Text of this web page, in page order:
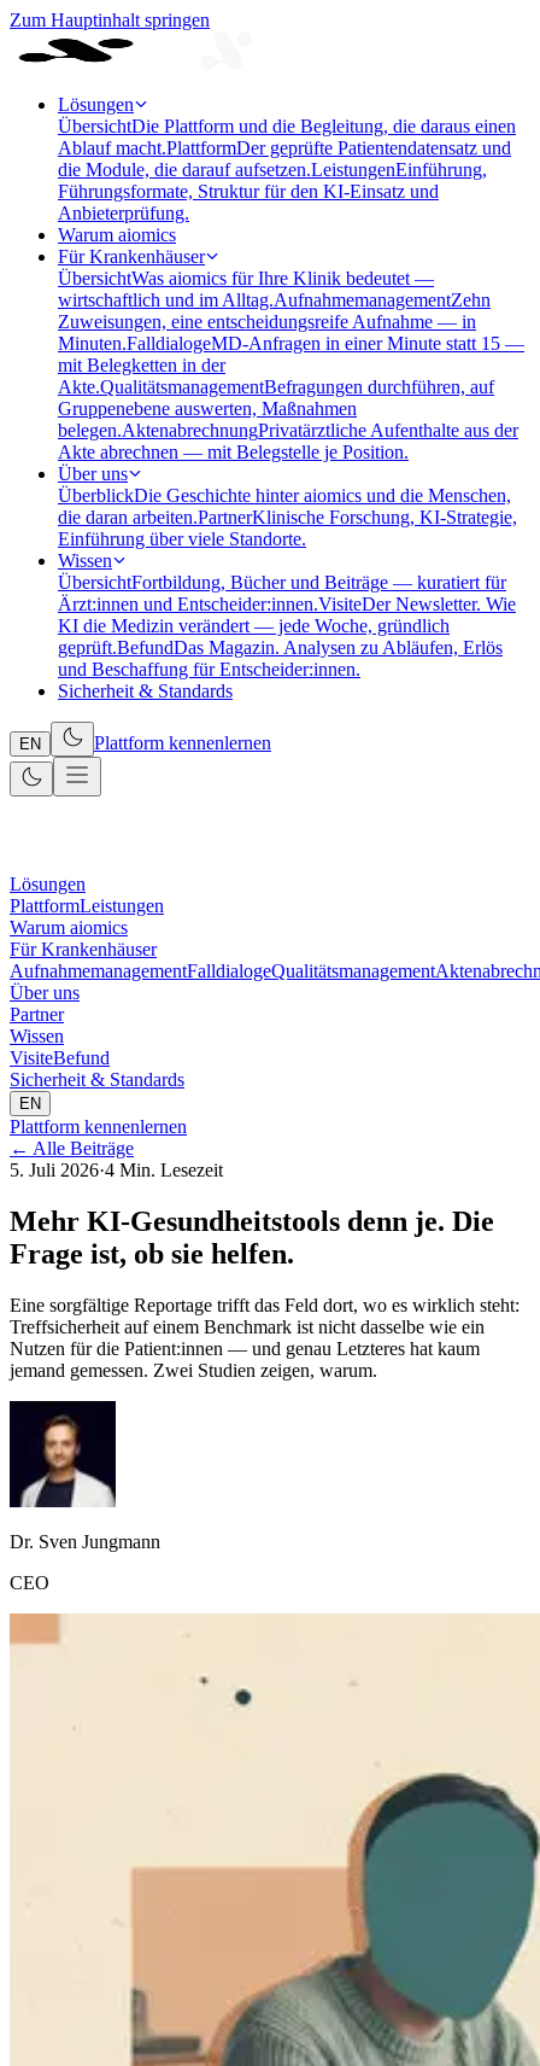
Zum Hauptinhalt springen
Lösungen
ÜbersichtDie Plattform und die Begleitung, die daraus einen
Ablauf macht.PlattformDer geprüfte Patientendatensatz und
die Module, die darauf aufsetzen.LeistungenEinführung,
Führungsformate, Struktur für den KI-Einsatz und
Anbieterprüfung.
Warum aiomics
Für Krankenhäuser
ÜbersichtWas aiomics für Ihre Klinik bedeutet —
wirtschaftlich und im Alltag.AufnahmemanagementZehn
Zuweisungen, eine entscheidungsreife Aufnahme — in
Minuten.FalldialogeMD-Anfragen in einer Minute statt 15 —
mit Belegketten in der
Akte.QualitätsmanagementBefragungen durchführen, auf
Gruppenebene auswerten, Maßnahmen
belegen.AktenabrechnungPrivatärztliche Aufenthalte aus der
Akte abrechnen — mit Belegstelle je Position.
Über uns
ÜberblickDie Geschichte hinter aiomics und die Menschen,
die daran arbeiten.PartnerKlinische Forschung, KI-Strategie,
Einführung über viele Standorte.
Wissen
ÜbersichtFortbildung, Bücher und Beiträge — kuratiert für
Ärzt:innen und Entscheider:innen.VisiteDer Newsletter. Wie
KI die Medizin verändert — jede Woche, gründlich
geprüft.BefundDas Magazin. Analysen zu Abläufen, Erlös
und Beschaffung für Entscheider:innen.
Sicherheit & Standards
EN Plattform kennenlernen
Lösungen
PlattformLeistungen
Warum aiomics
Für Krankenhäuser
AufnahmemanagementFalldialogeQualitätsmanagement
Über uns
Partner
Wissen
VisiteBefund
Sicherheit & Standards
EN
Plattform kennenlernen
← Alle Beiträge
5. Juli 2026·4 Min. Lesezeit
Mehr KI-Gesundheitstools denn je. Die
Frage ist, ob sie helfen.
Eine sorgfältige Reportage trifft das Feld dort, wo es wirklich steht:
Treffsicherheit auf einem Benchmark ist nicht dasselbe wie ein
Nutzen für die Patient:innen — und genau Letzteres hat kaum
jemand gemessen. Zwei Studien zeigen, warum.
Dr. Sven Jungmann
CEO